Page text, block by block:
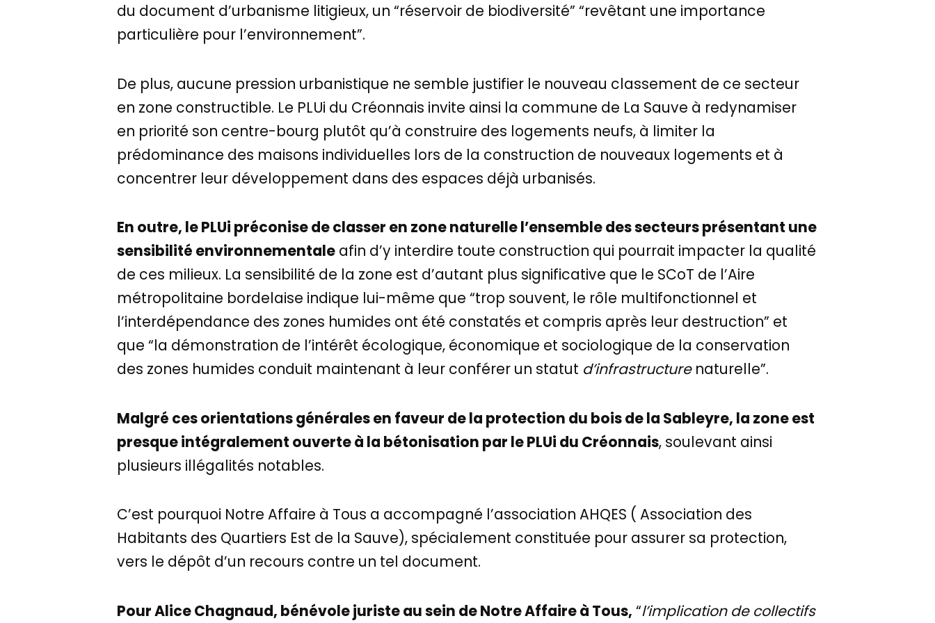
du document d’urbanisme litigieux, un “réservoir de biodiversité” “revêtant une importance
particulière pour l’environnement”.
De plus, aucune pression urbanistique ne semble justifier le nouveau classement de ce secteur
en zone constructible. Le PLUi du Créonnais invite ainsi la commune de La Sauve à redynamiser
en priorité son centre-bourg plutôt qu’à construire des logements neufs, à limiter la
prédominance des maisons individuelles lors de la construction de nouveaux logements et à
concentrer leur développement dans des espaces déjà urbanisés.
En outre, le PLUi préconise de classer en zone naturelle l’ensemble des secteurs présentant une
sensibilité environnementale afin d’y interdire toute construction qui pourrait impacter la qualité
de ces milieux. La sensibilité de la zone est d’autant plus significative que le SCoT de l’Aire
métropolitaine bordelaise indique lui-même que “trop souvent, le rôle multifonctionnel et
l’interdépendance des zones humides ont été constatés et compris après leur destruction” et
que “la démonstration de l’intérêt écologique, économique et sociologique de la conservation
des zones humides conduit maintenant à leur conférer un statut d’infrastructurenaturelle”.
Malgré ces orientations générales en faveur de la protection du bois de la Sableyre, la zone est
presque intégralement ouverte à la bétonisation par le PLUi du Créonnais, soulevant ainsi
plusieurs illégalités notables.
C’est pourquoi Notre Affaire à Tous a accompagné l’association AHQES ( Association des
Habitants des Quartiers Est de la Sauve), spécialement constituée pour assurer sa protection,
vers le dépôt d’un recours contre un tel document.
Pour Alice Chagnaud, bénévole juriste au sein de Notre Affaire à Tous, “l’implication de collectifs